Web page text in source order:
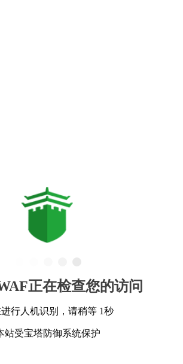
正在检查您的访问
行人机识别，请稍等 1秒
站受宝塔防御系统保护